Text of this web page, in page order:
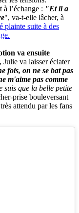
l’échange : "Et il a
", va-t-elle lâcher, à
plainte suite à des
va ensuite
Julie va laisser éclater
fois, on ne se bat pas
m'aime pas comme
suis que la belle petite
prise bouleversant
attendu par les fans